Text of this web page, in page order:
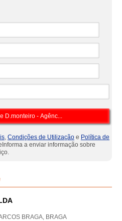
, Condições de Utilização e Política de
a enviar informação sobre
BRAGA, BRAGA